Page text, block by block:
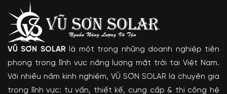
VŨ SƠN SOLAR là một trong những doanh nghiệp tiên
phong trong lĩnh vực năng lượng mặt trời tại Việt Nam.
Với nhiều năm kinh nghiệm, VŨ SƠN SOLAR là chuyên gia
trong lĩnh vực: tư vấn, thiết kế, cung cấp & thi công hệ